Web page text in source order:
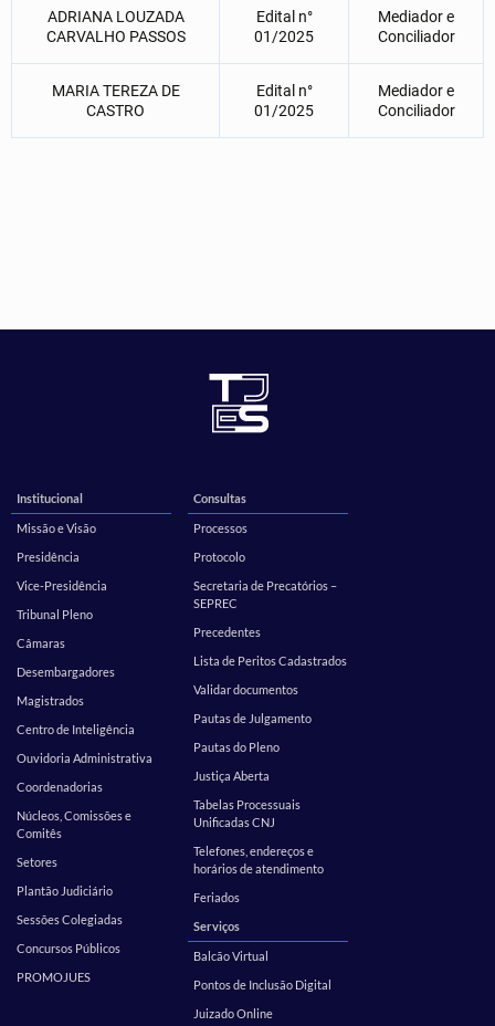
ADRIANA LOUZADA
CARVALHO PASSOS
Edital n°
01/2025
Mediador e
Conciliador
MARIA TEREZA DE
CASTRO
Edital n°
01/2025
Mediador e
Conciliador
Institucional
Missão e Visão
Presidência
Vice-Presidência
Tribunal Pleno
Câmaras
Desembargadores
Magistrados
Centro de Inteligência
Ouvidoria Administrativa
Coordenadorias
Núcleos, Comissões e
Comitês
Setores
Plantão Judiciário
Sessões Colegiadas
Concursos Públicos
PROMOJUES
Consultas
Processos
Protocolo
Secretaria de Precatórios –
SEPREC
Precedentes
Lista de Peritos Cadastrados
Validar documentos
Pautas de Julgamento
Pautas do Pleno
Justiça Aberta
Tabelas Processuais
Unificadas CNJ
Telefones, endereços e
horários de atendimento
Feriados
Serviços
Balcão Virtual
Pontos de Inclusão Digital
Juizado Online